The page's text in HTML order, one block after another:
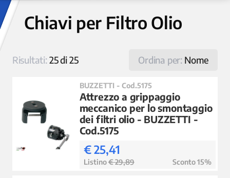
Chiavi per Filtro Olio
Ordina per: Nome
Risultati:25 di 25
BUZZETTI - Cod.5175
Attrezzo a grippaggio
meccanico per lo smontaggio
dei filtri olio - BUZZETTI -
Cod.5175
€ 25,41
Listino€ 29,89 Sconto 15%